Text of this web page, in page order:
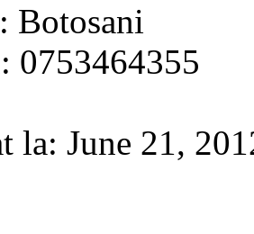
Botosani
0753464355
la: June 21,